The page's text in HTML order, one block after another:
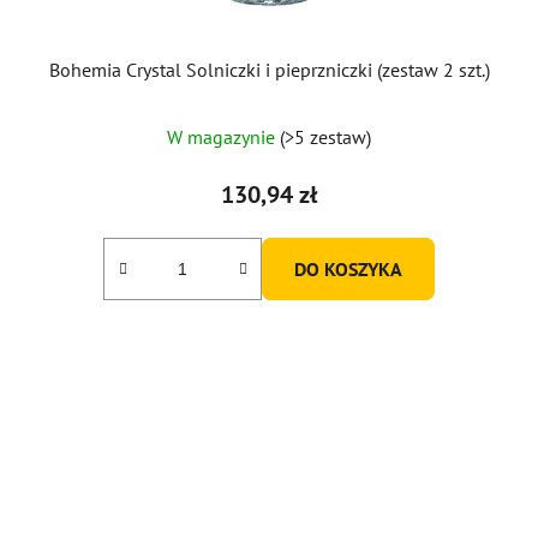
Bohemia Crystal Solniczki i pieprzniczki (zestaw 2 szt.)
ocena
produktu
5,0
W magazynie (>5 zestaw)
130,94 zł
DO KOSZYKA